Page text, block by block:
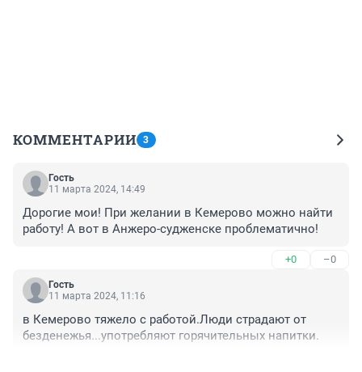
КОММЕНТАРИИ 3
Гость
11 марта 2024, 14:49
Дорогие мои! При желании в Кемерово можно найти
работу! А вот в Анжеро-судженске проблематично!
+0 –0
Гость
11 марта 2024, 11:16
в Кемерово тяжело с работой.Люди страдают от
безденежья...употребляют горячительных напитки.